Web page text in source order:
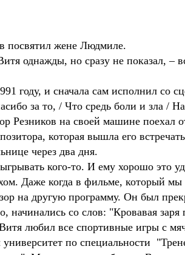
посвятил жене Людмиле.
однажды, но сразу не показал, –
году, и сначала сам исполнил со
за то, / Что средь боли и зла /
Резников на своей машине поехал
которая вышла его
через два дня.
кого-то. И ему хорошо это
Даже когда в фильме, который
на другую программу. Он был
начинались со слов: "Кровавая
любил все спортивные игры с
по специальности